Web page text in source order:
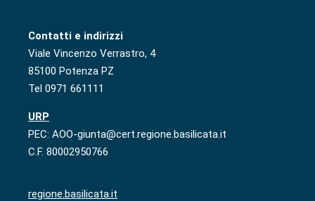
Contatti e indirizzi
Viale Vincenzo Verrastro, 4
85100 Potenza PZ
Tel 0971 661111
URP
PEC: AOO-giunta@cert.regione.basilicata.it
C.F. 80002950766
regione.basilicata.it